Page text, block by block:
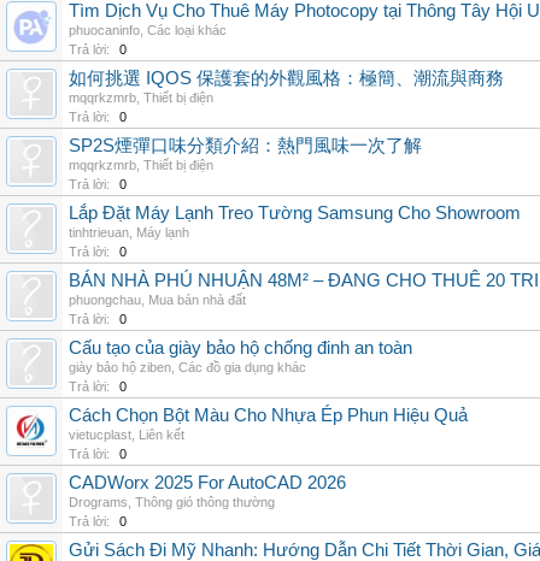
Tìm Dịch Vụ Cho Thuê Máy Photocopy tại Thông Tây Hội
phuocaninfo Các loại khác
Trả lời:
0
如何挑選 IQOS 保護套的外觀風格：極簡、潮流與商務
mqqrkzmrb Thiết bị điện
Trả lời:
0
SP2S煙彈口味分類介紹：熱門風味一次了解
mqqrkzmrb Thiết bị điện
Trả lời:
0
Lắp Đặt Máy Lạnh Treo Tường Samsung Cho Showroom
tinhtrieuan Máy lạnh
Trả lời:
0
BÁN NHÀ PHÚ NHUẬN 48M² – ĐANG CHO THUÊ 20
phuongchau Mua bán nhà đất
Trả lời:
0
Cấu tạo của giày bảo hộ chống đinh an toàn
giày bảo hộ ziben Các đồ gia dụng khác
Trả lời:
0
Cách Chọn Bột Màu Cho Nhựa Ép Phun Hiệu Quả
vietucplast Liên kết
Trả lời:
0
CADWorx 2025 For AutoCAD 2026
Drograms Thông gió thông thường
Trả lời:
0
Gửi Sách Đi Mỹ Nhanh: Hướng Dẫn Chi Tiết Thời Gian,